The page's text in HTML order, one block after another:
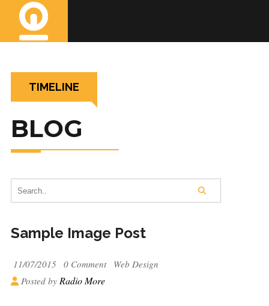
TIMELINE
BLOG
Sample Image Post
11/07/2015 0 Comment
Web Design
Posted by Radio More